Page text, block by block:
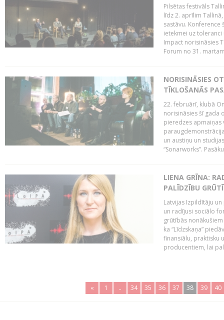
Pilsētas festivāls
līdz 2. aprīlim
sastāvu.
ietekmei uz
Impact norisināsies
Forum no 31.
NORISINĀSIES
TĪKLOŠANĀS
22. februārī, klubā
norisināsies šī gada
pieredzes apmaiņas
un austiņu un
“Sonarworks”.
LIENA GRĪNA:
PALĪDZĪBU
Latvijas Izpildītāju
un radījusi sociālo
grūtībās
ka “Līdzskaņa”
finansiālu, praktisku
producentiem, lai
« 1 .. 34 35 36 37 38 39 40